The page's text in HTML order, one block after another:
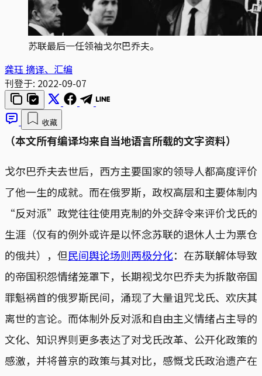
苏联最后一任领袖戈尔巴乔夫。
龚珏 摘译、汇编
刊登于: 2022-09-07
收藏
（本文所有编译均来自当地语言所载的文字资料）
戈尔巴乔夫去世后，西方主要国家的领导人都高度评价
了他一生的成就。而在俄罗斯，政权高层和主要体制内
“反对派”政党往往使用克制的外交辞令来评价戈氏的
生涯（仅有的例外或许是以怀念苏联的退休人士为票仓
的俄共），但民间舆论场则两极分化：在苏联解体导致
的帝国积怨情绪笼罩下，长期视戈尔巴乔夫为拆散帝国
罪魁祸首的俄罗斯民间，涌现了大量诅咒戈氏、欢庆其
离世的言论。而体制外反对派和自由主义情绪占主导的
文化、知识界则更多表达了对戈氏改革、公开化政策的
感激，并将普京的政策与其对比，感慨戈氏政治遗产在